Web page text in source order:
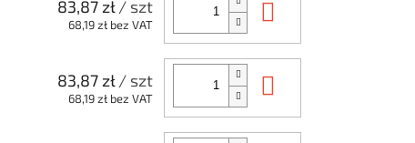
83,87 zł/ szt
68,19 zł bez VAT
83,87 zł/ szt
68,19 zł bez VAT